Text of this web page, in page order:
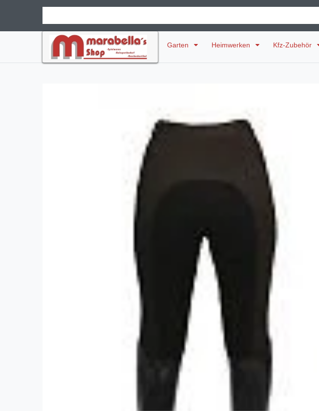
Garten Heimwerken Kfz-Zubehör